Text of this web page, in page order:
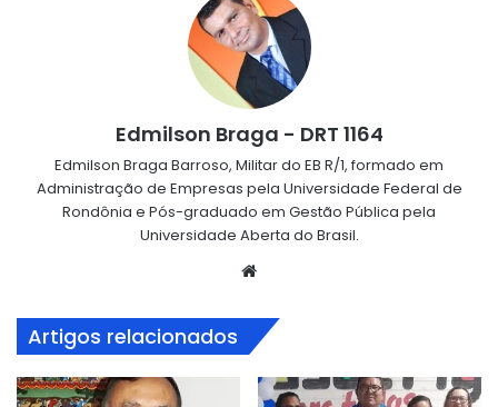
Edmilson Braga - DRT 1164
Edmilson Braga Barroso, Militar do EB R/1, formado em
Administração de Empresas pela Universidade Federal de
Rondônia e Pós-graduado em Gestão Pública pela
Universidade Aberta do Brasil.
Artigos relacionados